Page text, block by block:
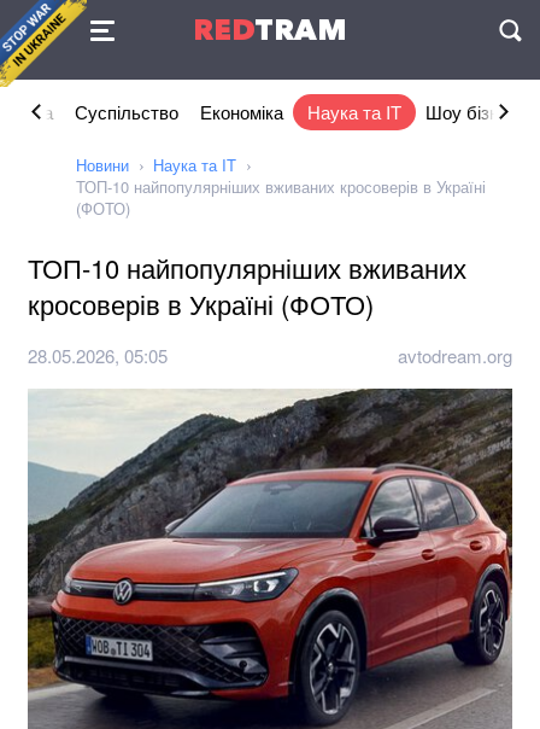
REDTRAM
Угода
Суспільство Економіка Наука та IT Шоу бізнес
Новини
Наука та IT
ТОП-10 найпопулярніших вживаних кросоверів в Україні
(ФОТО)
ТОП-10 найпопулярніших вживаних
кросоверів в Україні (ФОТО)
28.05.2026, 05:05 avtodream.org